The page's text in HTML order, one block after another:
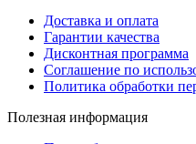
Доставка и оплата
Гарантии качества
Дисконтная программа
Соглашение по
Политика обработки
Полезная информация